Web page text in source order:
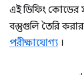
এই ডিফিং কোডের
বস্তুগুলি তৈরি
পরীক্ষাযোগ্য ।